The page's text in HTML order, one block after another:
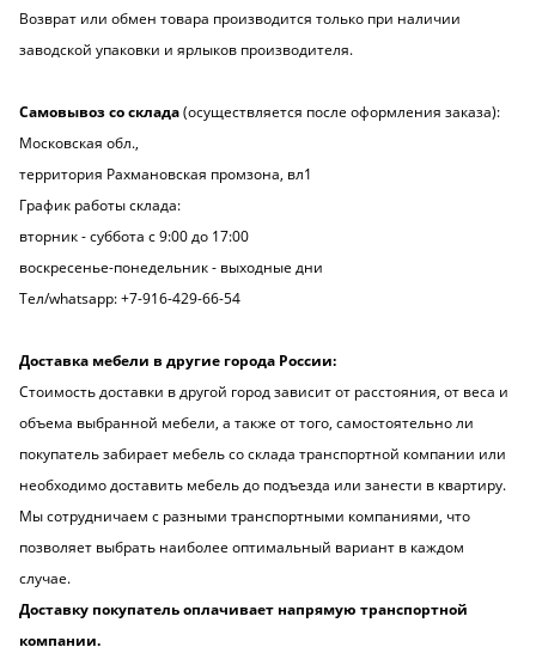
Возврат или обмен товара производится только при наличии
заводской упаковки и ярлыков производителя.
Самовывоз со склада(осуществляется после оформления заказа):
Московская обл.,
территория Рахмановская промзона, вл1
График работы склада:
вторник - суббота с 9:00 до 17:00
воскресенье-понедельник - выходные дни
Тел/whatsapp: +7-916-429-66-54
Доставка мебели в другие города России:
Стоимость доставки в другой город зависит от расстояния, от веса и
объема выбранной мебели, а также от того, самостоятельно ли
покупатель забирает мебель со склада транспортной компании или
необходимо доставить мебель до подъезда или занести в квартиру.
Мы сотрудничаем с разными транспортными компаниями, что
позволяет выбрать наиболее оптимальный вариант в каждом
случае.
Доставку покупатель оплачивает напрямую транспортной
компании.